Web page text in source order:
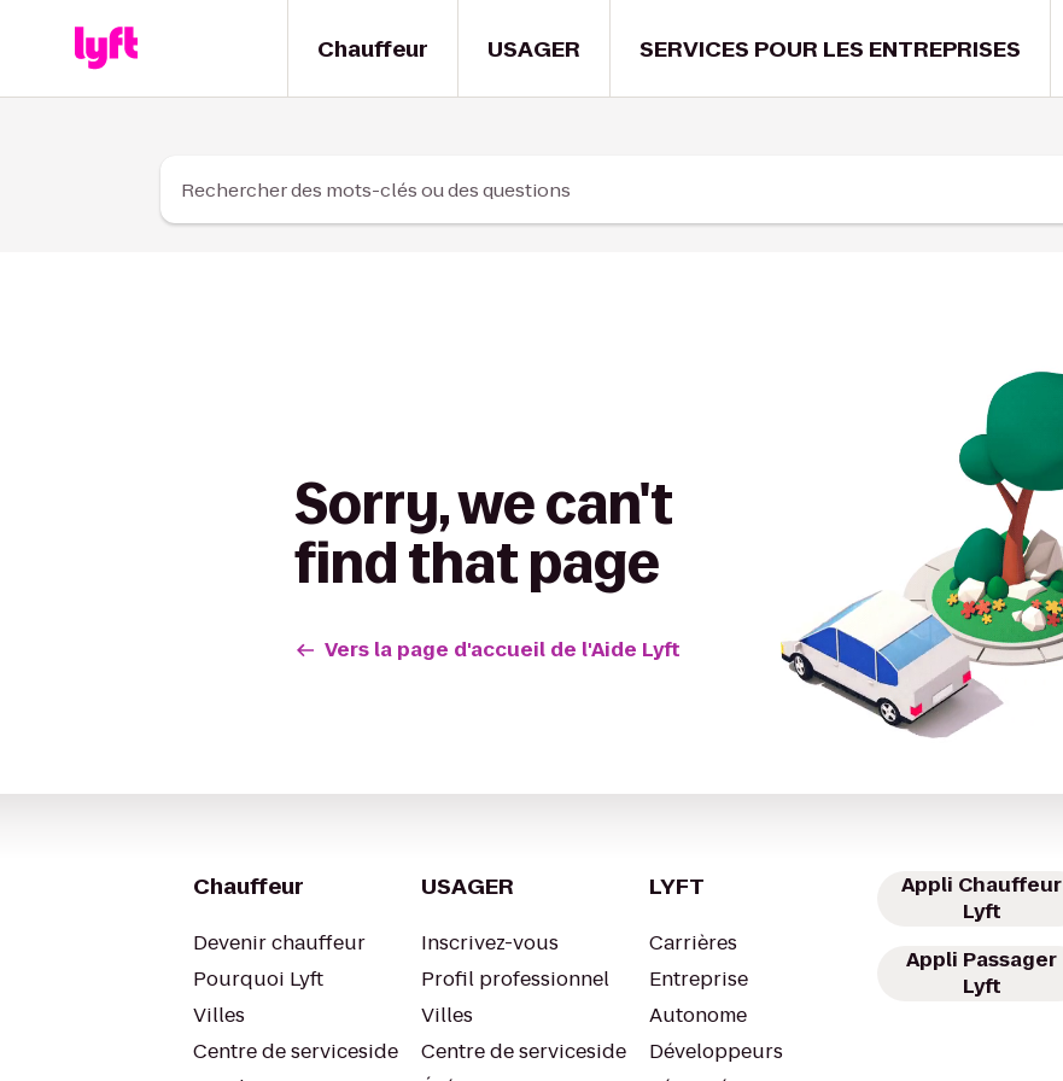
Chauffeur USAGER SERVICES POUR LES ENTREPRISES
Rechercher des mots-clés ou des questions
Sorry, we can't
find that page
Vers la page d'accueil de l'Aide Lyft
Chauffeur
Devenir chauffeur
Pourquoi Lyft
Villes
Centre de serviceside
USAGER
Inscrivez-vous
Profil professionnel
Villes
Centre de serviceside
LYFT
Carrières
Entreprise
Autonome
Développeurs
Appli Chauffeur
Lyft
Appli Passager
Lyft